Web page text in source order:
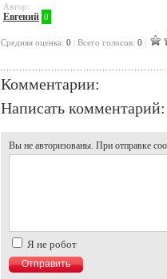
Автор:
Евгений 0
Cредняя оценка: 0 Всего голосов: 0
Комментарии:
Написать комментарий:
Вы не авторизованы. При отправке
Я не робот